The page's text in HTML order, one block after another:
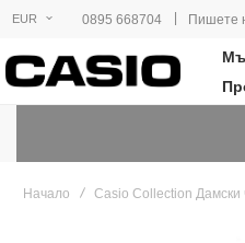
EUR 0895 668704 | Пишете
Начало Casio Collection Дамски